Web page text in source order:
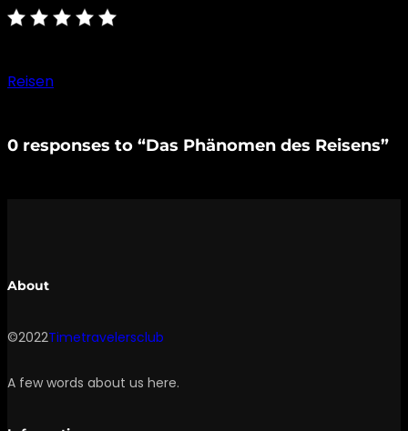
Reisen
0 responses to “Das Phänomen des Reisens”
About
©2022Timetravelersclub
A few words about us here.